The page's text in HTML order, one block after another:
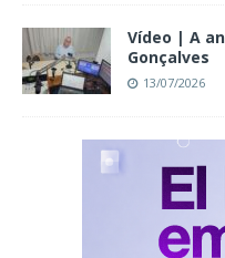
Vídeo | A
Gonçalves
13/07/2026